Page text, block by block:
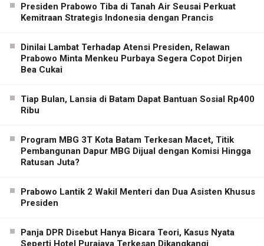
Presiden Prabowo Tiba di Tanah Air Seusai Perkuat
Kemitraan Strategis Indonesia dengan Prancis
Dinilai Lambat Terhadap Atensi Presiden, Relawan
Prabowo Minta Menkeu Purbaya Segera Copot Dirjen
Bea Cukai
Tiap Bulan, Lansia di Batam Dapat Bantuan Sosial Rp400
Ribu
Program MBG 3T Kota Batam Terkesan Macet, Titik
Pembangunan Dapur MBG Dijual dengan Komisi Hingga
Ratusan Juta?
Prabowo Lantik 2 Wakil Menteri dan Dua Asisten Khusus
Presiden
Panja DPR Disebut Hanya Bicara Teori, Kasus Nyata
Seperti Hotel Purajaya Terkesan Dikangkangi